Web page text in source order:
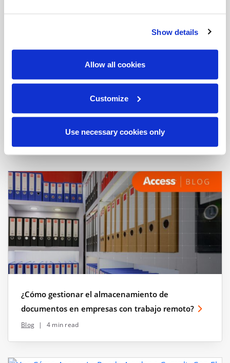
Show details
Allow all cookies
Customize
Use necessary cookies only
¿Cómo gestionar el almacenamiento de
documentos en empresas con trabajo remoto?
Blog | 4 min read